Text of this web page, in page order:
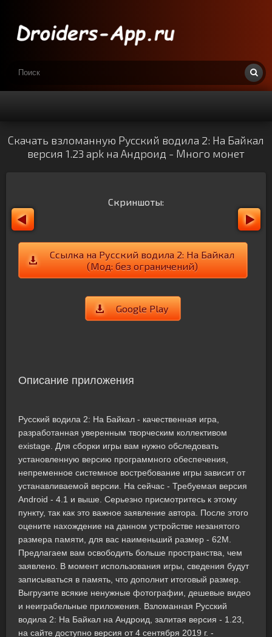
Скачать взломанную Русский водила 2: На Байкал
версия 1.23 apk на Андроид - Много монет
Скриншоты:
Ссылка на Русский водила 2: На Байкал
(Мод: без ограничений)
Google Play
Описание приложения
Русский водила 2: На Байкал - качественная игра,
разработанная уверенным творческим коллективом
existage. Для сборки игры вам нужно обследовать
установленную версию программного обеспечения,
непременное системное востребование игры зависит от
устанавливаемой версии. На сейчас - Требуемая версия
Android - 4.1 и выше. Серьезно присмотритесь к этому
пункту, так как это важное заявление автора. После этого
оцените нахождение на данном устройстве незанятого
размера памяти, для вас наименьший размер - 62M.
Предлагаем вам освободить больше пространства, чем
заявлено. В момент использования игры, сведения будут
записываться в память, что дополнит итоговый размер.
Выгрузите всякие ненужные фотографии, дешевые видео
и неиграбельные приложения. Взломанная Русский
водила 2: На Байкал на Андроид, залитая версия - 1.23,
на сайте доступно версия от 4 сентября 2019 г. -